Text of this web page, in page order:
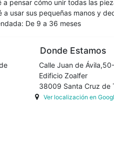
a pensar cómo unir todas las
a usar sus pequeñas manos y
De 9 a 36 meses
Donde Estamos
Calle Juan de
Edificio Zoalfer
38009 Santa Cruz de
Ver localización en